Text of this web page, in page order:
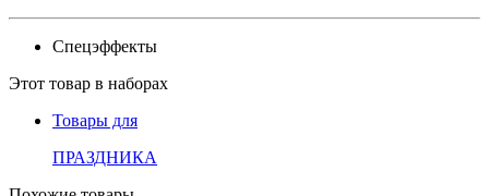
Спецэффекты
Этот товар в наборах
Товары для
ПРАЗДНИКА